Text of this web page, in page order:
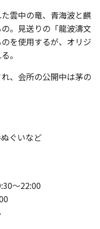
雲中の竜、青海波と麒
。見送りの「龍波濤文
を使用するが、オリジ
。
、会所の公開中は茅の
ぐいなど
～22:00